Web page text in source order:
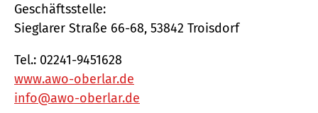
Geschäftsstelle:
Sieglarer Straße 66-68, 53842 Troisdorf
Tel.: 02241-9451628
www.awo-oberlar.de
info@awo-oberlar.de